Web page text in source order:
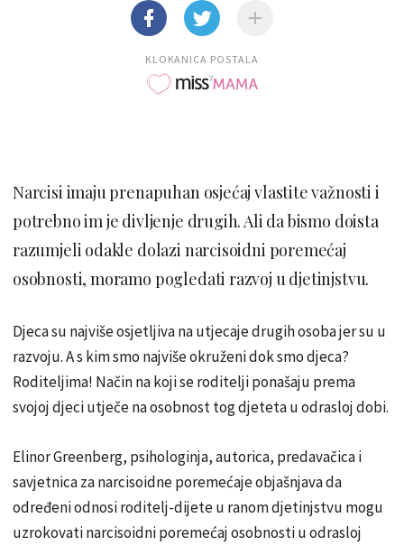
KLOKANICA POSTALA
Narcisi imaju prenapuhan osjećaj vlastite važnosti i
potrebno im je divljenje drugih. Ali da bismo doista
razumjeli odakle dolazi narcisoidni poremećaj
osobnosti, moramo pogledati razvoj u djetinjstvu.
Djeca su najviše osjetljiva na utjecaje drugih osoba jer su u
razvoju. A s kim smo najviše okruženi dok smo djeca?
Roditeljima! Način na koji se roditelji ponašaju prema
svojoj djeci utječe na osobnost tog djeteta u odrasloj dobi.
Elinor Greenberg, psihologinja, autorica, predavačica i
savjetnica za narcisoidne poremećaje objašnjava da
određeni odnosi roditelj-dijete u ranom djetinjstvu mogu
uzrokovati narcisoidni poremećaj osobnosti u odrasloj